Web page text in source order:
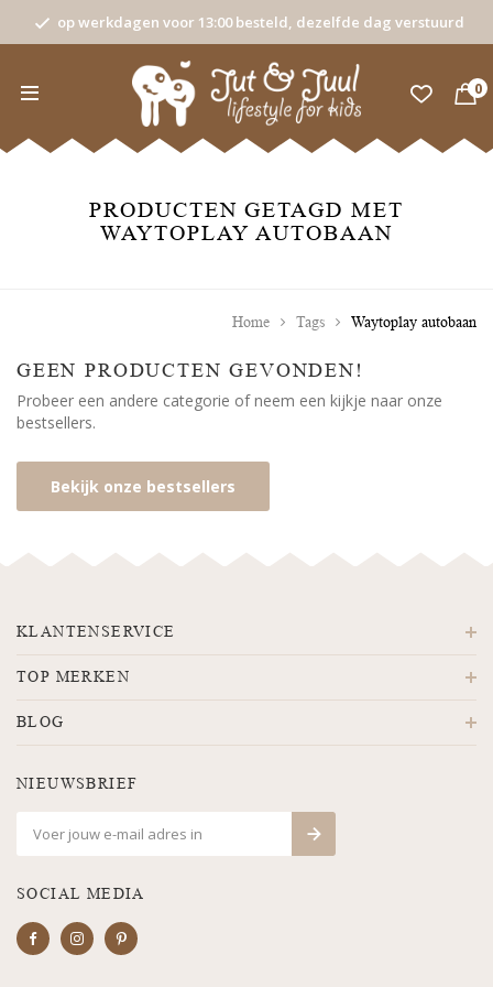
op werkdagen voor 13:00 besteld, dezelfde dag verstuurd
0
PRODUCTEN GETAGD MET
WAYTOPLAY AUTOBAAN
Home Tags Waytoplay autobaan
GEEN PRODUCTEN GEVONDEN!
Probeer een andere categorie of neem een kijkje naar onze
bestsellers.
Bekijk onze bestsellers
KLANTENSERVICE
TOP MERKEN
BLOG
NIEUWSBRIEF
SOCIAL MEDIA